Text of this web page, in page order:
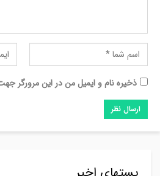
ذخیره نام و ایمیل من در این مرورگر